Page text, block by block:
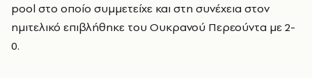
pool στο οποίο συμμετείχε και στη συνέχεια στον
ημιτελικό επιβλήθηκε του Ουκρανού Περεούντα με 2-
0.